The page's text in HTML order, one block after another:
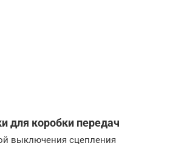
для коробки передач
выключения сцепления